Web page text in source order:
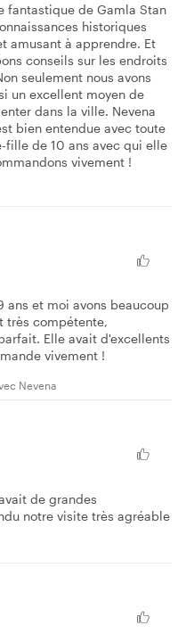
fantastique de Gamla Stan
historiques
amusant à apprendre. Et
conseils sur les endroits
seulement nous avons
un excellent moyen de
dans la ville. Nevena
bien entendue avec toute
de 10 ans avec qui elle
vivement !
ans et moi avons beaucoup
très compétente,
Elle avait d'excellents
vivement !
Nevena
de grandes
notre visite très agréable